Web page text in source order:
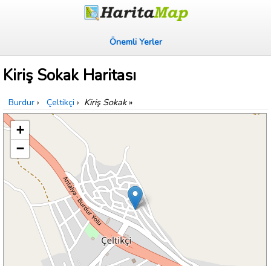
Önemli Yerler
Kiriş Sokak Haritası
Burdur › Çeltikçi › Kiriş Sokak»
+
−